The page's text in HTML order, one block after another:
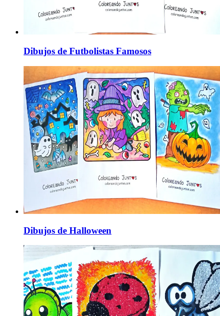
Dibujos de Futbolistas Famosos
Dibujos de Halloween